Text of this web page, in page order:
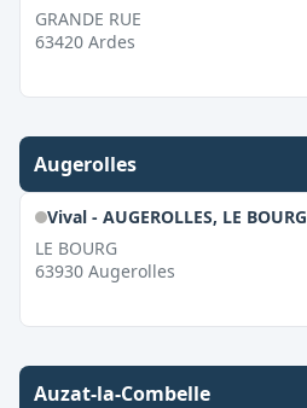
GRANDE RUE
63420 Ardes
Augerolles
Vival - AUGEROLLES, LE BOURG
LE BOURG
63930 Augerolles
Auzat-la-Combelle